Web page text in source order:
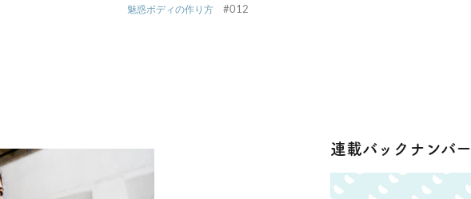
魅惑ボディの作り方 #012
連載バックナンバー